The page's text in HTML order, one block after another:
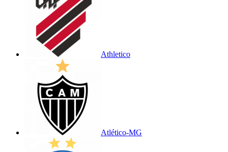
Athletico
Atlético-MG